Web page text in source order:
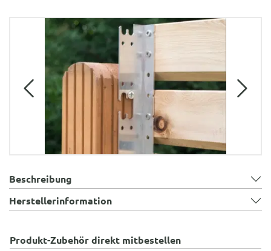
Bildergalerie überspringen
Beschreibung
Herstellerinformation
Produkt-Zubehör direkt mitbestellen